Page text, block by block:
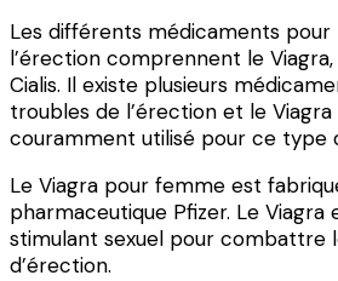
Les différents médicaments
l’érection comprennent le
Cialis. Il existe plusieurs
troubles de l’érection et le
couramment utilisé pour ce type
Le Viagra pour femme est
pharmaceutique Pfizer. Le
stimulant sexuel pour combattre
d’érection.